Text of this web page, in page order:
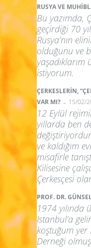
RUSYA VE
Bu yazımda,
geçirdiği 70
Rusya’nın
olduğunu ve
istiyorum.
ÇERKESLERİN,
VAR MI? - 15/02/
12 Eylül
yıllarda ben
ve kaldığım
misafirle
Kilisesine
Çerkesçesi
PROF. DR.
1974 yılında
Istanbul’a
koştuğum yer
Derneği